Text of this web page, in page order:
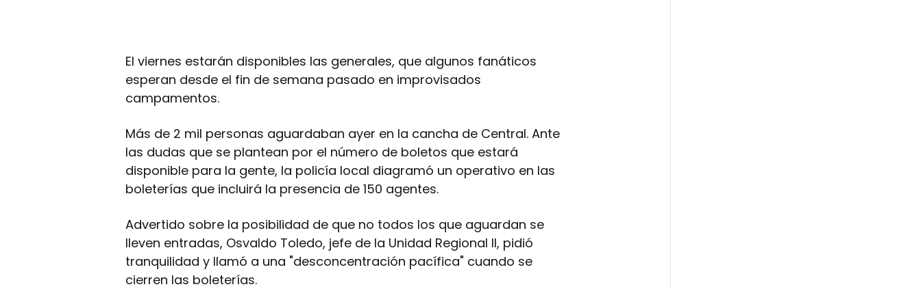
El viernes estarán disponibles las generales, que algunos fanáticos
esperan desde el fin de semana pasado en improvisados
campamentos.
Más de 2 mil personas aguardaban ayer en la cancha de Central. Ante
las dudas que se plantean por el número de boletos que estará
disponible para la gente, la policía local diagramó un operativo en las
boleterías que incluirá la presencia de 150 agentes.
Advertido sobre la posibilidad de que no todos los que aguardan se
lleven entradas, Osvaldo Toledo, jefe de la Unidad Regional II, pidió
tranquilidad y llamó a una "desconcentración pacífica" cuando se
cierren las boleterías.